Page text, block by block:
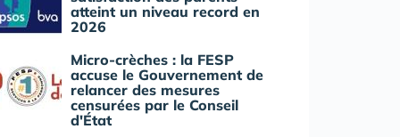
atteint un niveau record en
2026
Micro-crèches : la FESP
accuse le Gouvernement de
relancer des mesures
censurées par le Conseil
d'État